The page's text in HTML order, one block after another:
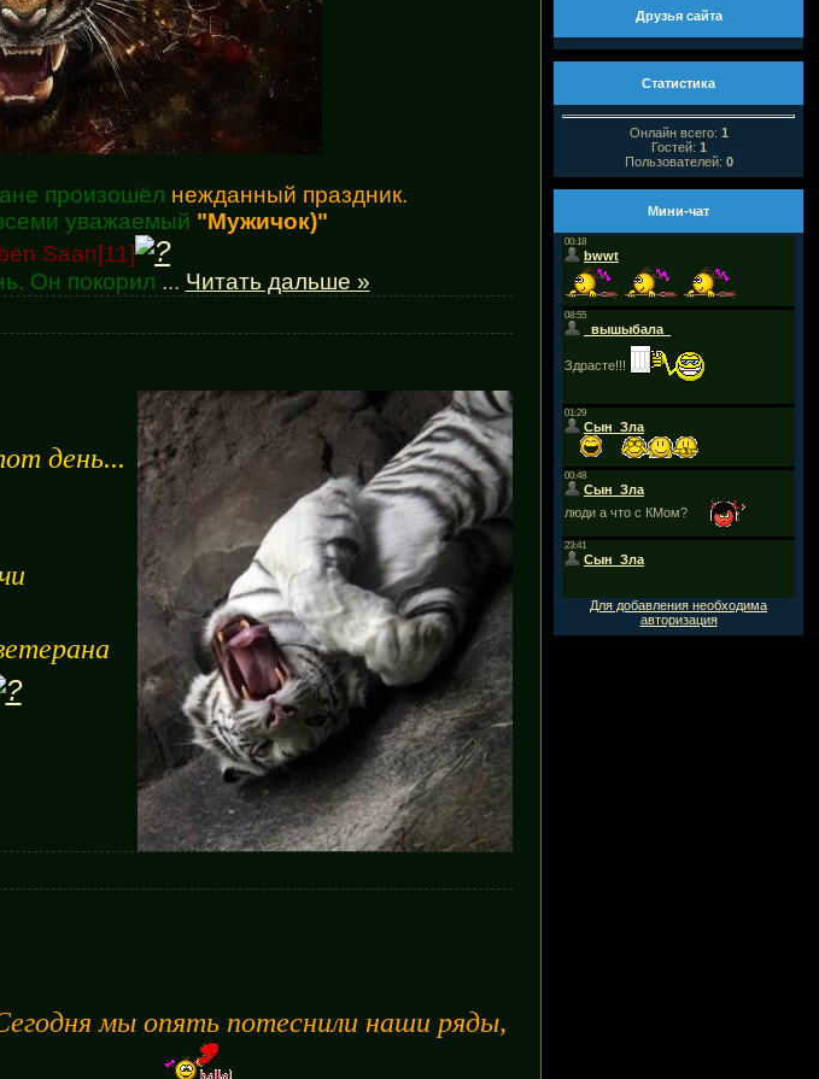
произошёл нежданный праздник.
уважаемый "Мужичок)"
Saan[11]
Он покорил ... Читать дальше »
день...
мы опять потеснили наши ряды,
Друзья сайта
Статистика
Онлайн всего: 1
Гостей: 1
Пользователей: 0
Мини-чат
Для добавления необходима
авторизация